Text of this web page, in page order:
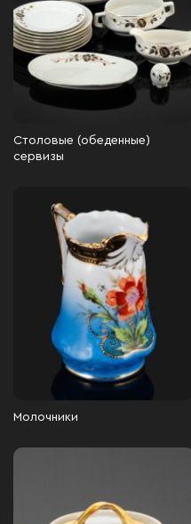
Столовые (обеденные)
сервизы
Молочники